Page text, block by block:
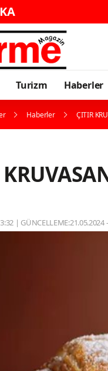
Turizm Haberler
Haberler ÇITIR
| GÜNCELLEME:21.05.2024